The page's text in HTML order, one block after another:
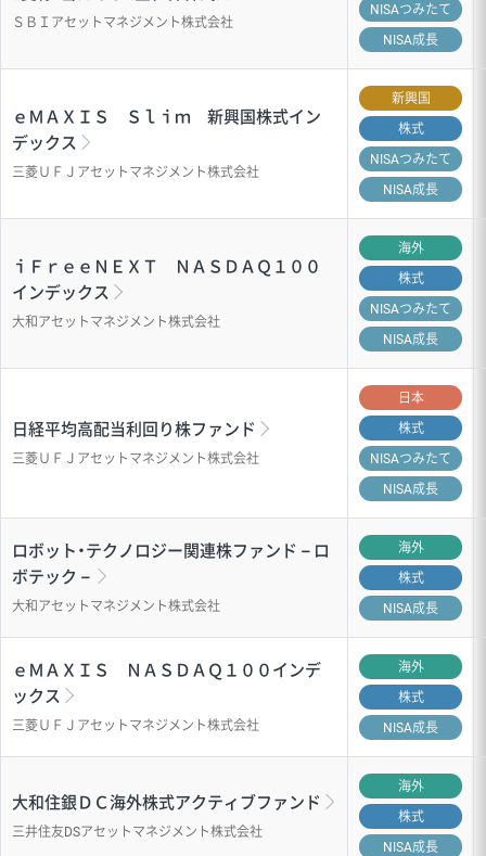
ＳＢＩアセットマネジメント株式会社
NISAつみたて
NISA成長
ｅＭＡＸＩＳ Ｓｌｉｍ 新興国株式イン
デックス
三菱ＵＦＪアセットマネジメント株式会社
新興国
株式
NISAつみたて
NISA成長
ｉＦｒｅｅＮＥＸＴ ＮＡＳＤＡＱ１００
インデックス
大和アセットマネジメント株式会社
海外
株式
NISAつみたて
NISA成長
日経平均高配当利回り株ファンド
三菱ＵＦＪアセットマネジメント株式会社
日本
株式
NISAつみたて
NISA成長
ロボット・テクノロジー関連株ファンド－ロ
ボテック－
大和アセットマネジメント株式会社
海外
株式
NISA成長
ｅＭＡＸＩＳ ＮＡＳＤＡＱ１００インデ
ックス
三菱ＵＦＪアセットマネジメント株式会社
海外
株式
NISA成長
大和住銀ＤＣ海外株式アクティブファンド
三井住友DSアセットマネジメント株式会社
海外
株式
NISA成長